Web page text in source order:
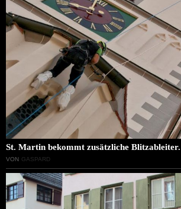
St. Martin bekommt zusätzliche
VON GASPARD